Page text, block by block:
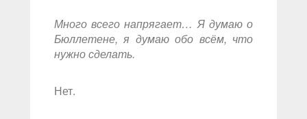
Много всего напрягает… Я думаю о
Бюллетене, я думаю обо всём, что
нужно сделать.
Нет.